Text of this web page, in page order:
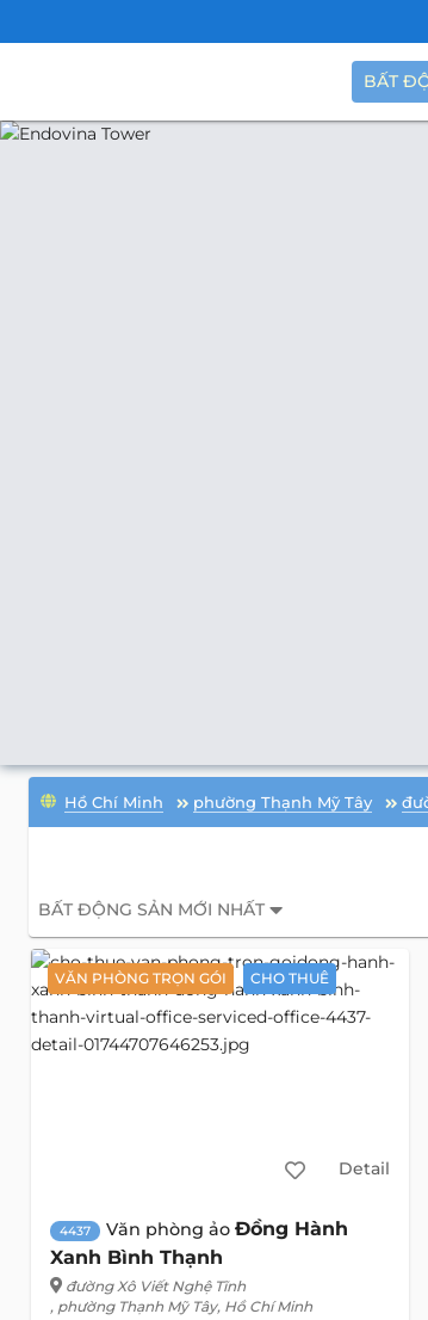
BẤT
Hồ Chí Minh phường Thạnh Mỹ Tây
BẤT ĐỘNG SẢN MỚI NHẤT
VĂN PHÒNG TRỌN GÓI CHO THUÊ
Detail
4437 Văn phòng ảo Đồng Hành
Xanh Bình Thạnh
đường Xô Viết Nghệ Tĩnh
, phường Thạnh Mỹ Tây, Hồ Chí Minh